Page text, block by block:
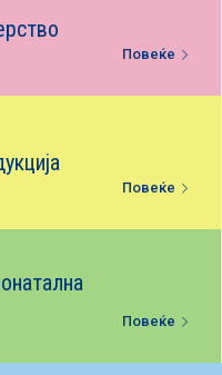
Повеќе
Повеќе
Повеќе